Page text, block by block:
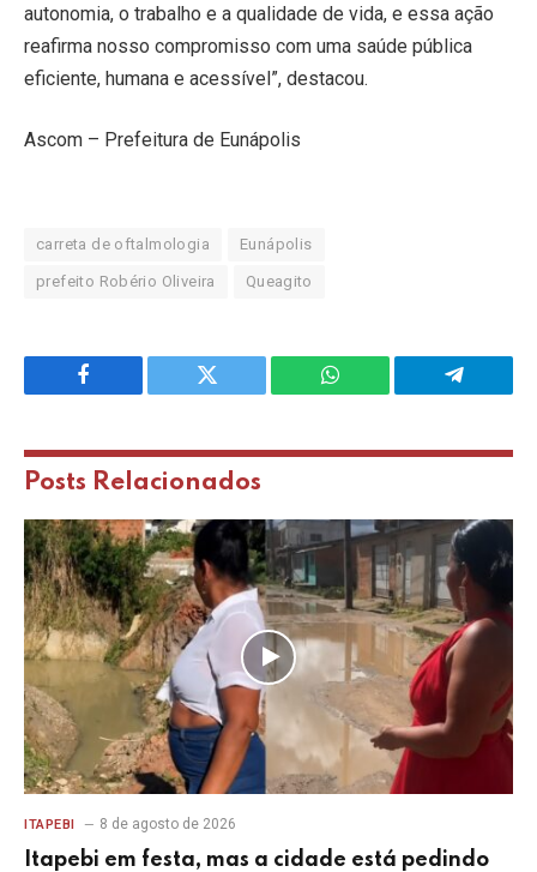
autonomia, o trabalho e a qualidade de vida, e essa ação
reafirma nosso compromisso com uma saúde pública
eficiente, humana e acessível”, destacou.
Ascom – Prefeitura de Eunápolis
carreta de oftalmologia Eunápolis
prefeito Robério Oliveira Queagito
Facebook Twitter WhatsApp Telegram
Posts Relacionados
ITAPEBI 8 de agosto de 2026
Itapebi em festa, mas a cidade está pedindo